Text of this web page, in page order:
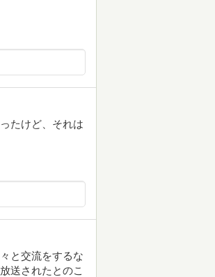
たけど、それは
と交流をするな
送されたとのこ